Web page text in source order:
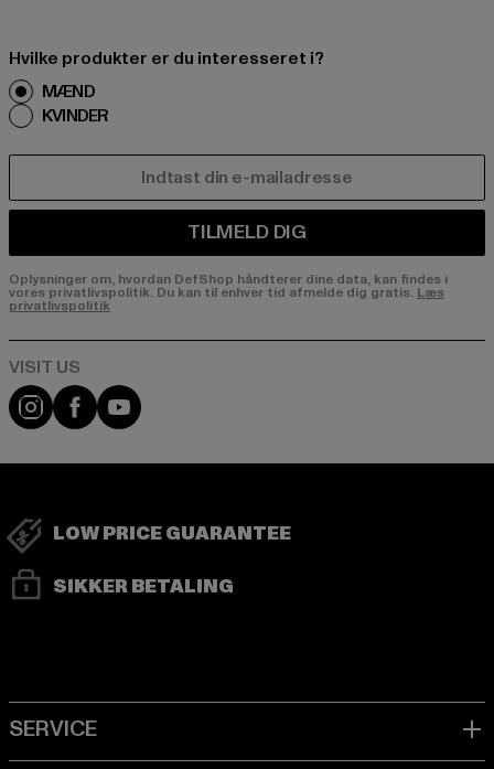
Hvilke produkter er du interesseret i?
MÆND
KVINDER
TILMELD DIG
Oplysninger om, hvordan DefShop håndterer dine data, kan findes i
vores privatlivspolitik. Du kan til enhver tid afmelde dig gratis. Læs
privatlivspolitik
Visit our Instagram page:
Visit our Facebook page:
Visit our YouTube channel:
LOW PRICE GUARANTEE
SIKKER BETALING